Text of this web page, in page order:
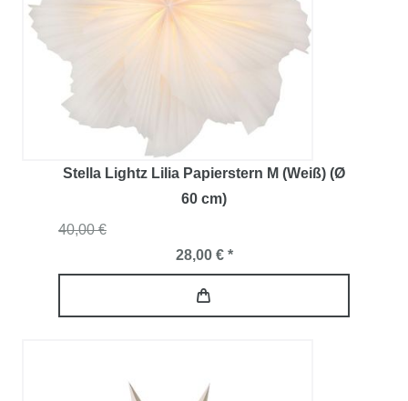
Stella Lightz Lilia Papierstern M (Weiß) (Ø
60 cm)
40,00 €
28,00 € *